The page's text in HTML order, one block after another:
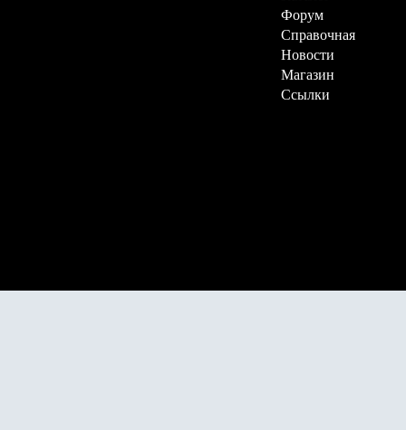
Форум
Справочная
Новости
Магазин
Ссылки